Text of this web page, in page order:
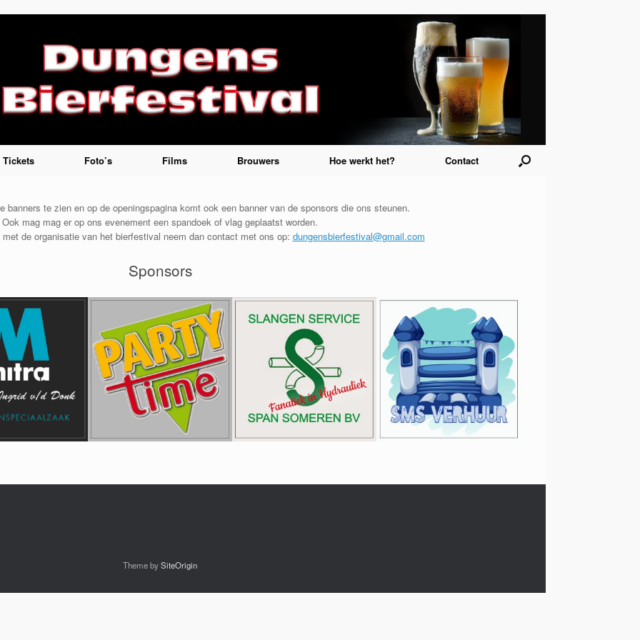
Tickets Foto’s Films Brouwers Hoe werkt het? Contact
banners te zien en op de openingspagina komt ook een banner van de sponsors die ons steunen.
Ook mag mag er op ons evenement een spandoek of vlag geplaatst worden.
de organisatie van het bierfestival neem dan contact met ons op: dungensbierfestival@gmail.com
Sponsors
Theme bySiteOrigin